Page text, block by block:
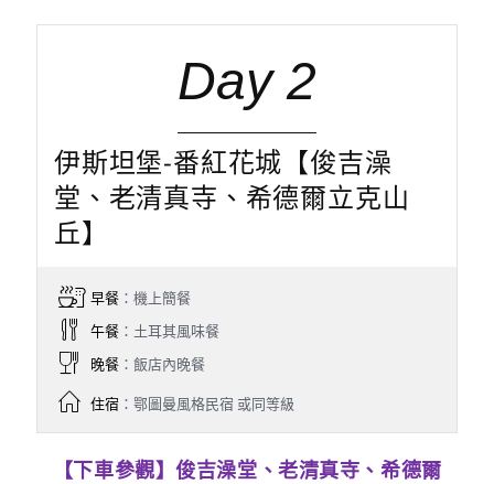
Day 2
伊斯坦堡-番紅花城【俊吉澡
堂、老清真寺、希德爾立克山
丘】
早餐：機上簡餐
午餐：土耳其風味餐
晚餐：飯店內晚餐
住宿：鄂圖曼風格民宿 或同等級
【下車參觀】俊吉澡堂、老清真寺、希德爾